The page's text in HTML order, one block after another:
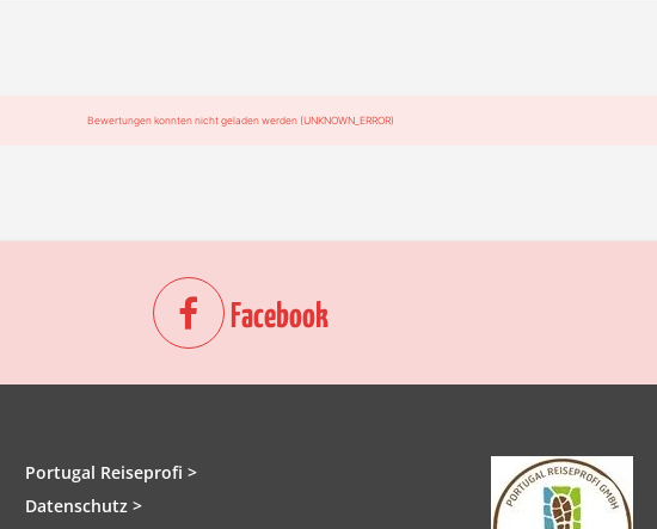
Bewertungen konnten nicht geladen werden (UNKNOWN_ERROR)
Facebook
Portugal Reiseprofi >
Datenschutz >